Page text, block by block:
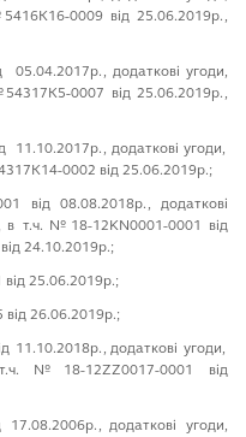
0009 від 25.06.2019р.,
додаткові угоди,
0007 від 25.06.2019р.,
додаткові угоди,
0002 від 25.06.2019р.;
від 08.08.2018р., додаткові
в т.ч. №18-12KN0001-0001 від
24.10.2019р.;
25.06.2019р.;
26.06.2019р.;
11.10.2018р., додаткові угоди,
№18-12ZZ0017-0001 від
додаткові угоди,